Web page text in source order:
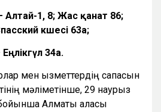
Алтай-1, 8; Жас қанат 86;
көшесі 63а;
34а.
мен қызметтердің сапасын
мәліметінше, 29 наурыз
Алматы қаласы